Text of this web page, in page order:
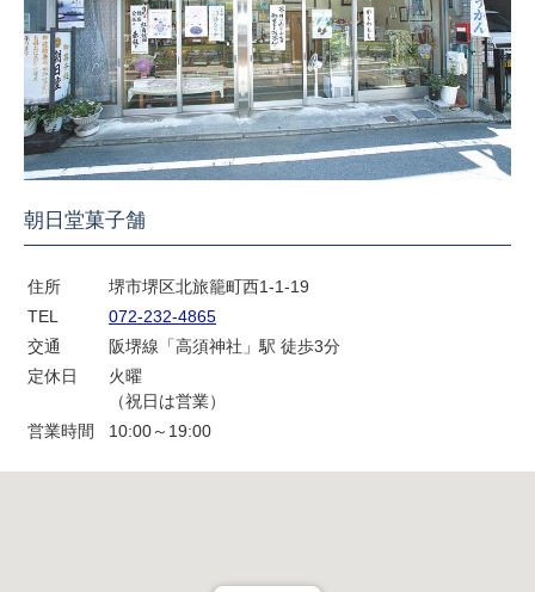
朝日堂菓子舗
住所
堺市堺区北旅籠町西1-1-19
TEL
072-232-4865
交通
阪堺線「高須神社」駅 徒歩3分
定休日
火曜
（祝日は営業）
営業時間
10:00～19:00